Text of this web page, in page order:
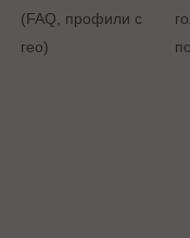
(FAQ, профили с
гео)